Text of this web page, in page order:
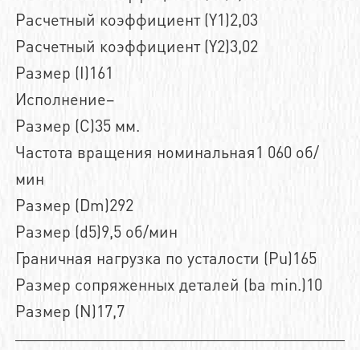
Расчетный коэффициент (Y1)2,03
Расчетный коэффициент (Y2)3,02
Размер (I)161
Исполнение–
Размер (C)35 мм.
Частота вращения номинальная1 060 об/
мин
Размер (Dm)292
Размер (d5)9,5 об/мин
Граничная нагрузка по усталости (Pu)165
Размер сопряженных деталей (ba min.)10
Размер (N)17,7